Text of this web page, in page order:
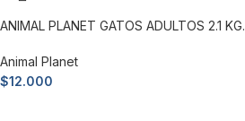
ANIMAL PLANET GATOS ADULTOS 2.1 KG.
Animal Planet
$12.000